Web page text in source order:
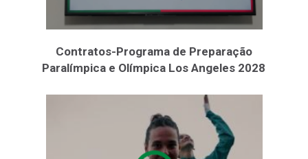
Contratos-Programa de Preparação
Paralímpica e Olímpica Los Angeles 2028